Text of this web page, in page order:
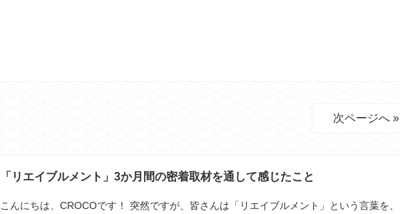
次ページへ »
「リエイブルメント」3か月間の密着取材を通して感じたこと
こんにちは、CROCOです！ 突然ですが、皆さんは「リエイブルメント」という言葉を、